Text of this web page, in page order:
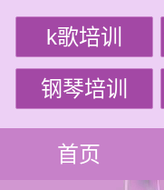
k歌培训
钢琴培训
首页